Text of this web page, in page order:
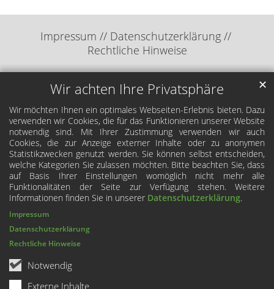
Wir achten Ihre Privatsphäre
Wir möchten Ihnen ein optimales Webseiten-Erlebnis bieten. Dazu
verwenden wir Cookies, die für das Funktionieren unserer Website
notwendig sind. Mit Ihrer Zustimmung verwenden wir auch
Cookies, die zur Anzeige externer Inhalte oder zu anonymen
Statistikzwecken genutzt werden. Sie können selbst entscheiden,
welche Kategorien Sie zulassen möchten. Bitte beachten Sie, dass
auf Basis Ihrer Einstellungen womöglich nicht mehr alle
Funktionalitäten der Seite zur Verfügung stehen. Weitere
Informationen finden Sie in unserer Datenschutzerklärung.
Notwendig
Externe Inhalte
✕
Impressum
Datenschutzerklärung
Rechtliche Hinweise
Impressum
Datenschutzerklärung
Rechtliche Hinweise